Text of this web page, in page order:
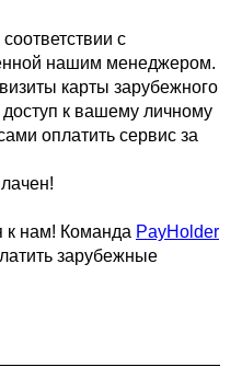
с
нашим менеджером.
карты зарубежного
к вашему личному
оплатить сервис за
к нам! Команда PayHolder
зарубежные